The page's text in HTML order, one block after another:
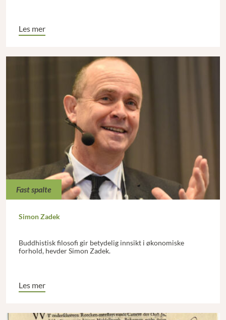
Les mer
Fast spalte
Simon Zadek
Buddhistisk filosofi gir betydelig innsikt i økonomiske
forhold, hevder Simon Zadek.
Les mer